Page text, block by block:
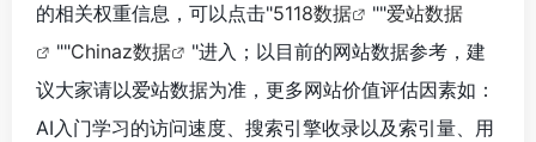
的相关权重信息，可以点击"5118数据 ""爱站数据
""Chinaz数据
"进入；以目前的网站数据参考，建
议大家请以爱站数据为准，更多网站价值评估因素如：
AI入门学习的访问速度、搜索引擎收录以及索引量、用